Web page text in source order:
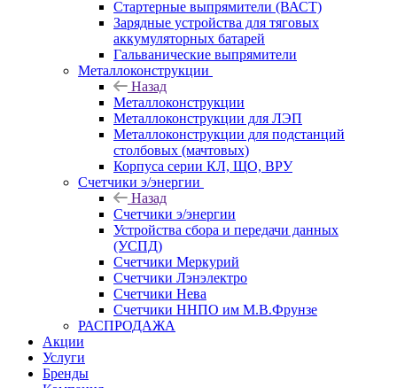
Стартерные выпрямители (ВАСТ)
Зарядные устройства для тяговых
аккумуляторных батарей
Гальванические выпрямители
Металлоконструкции
Назад
Металлоконструкции
Металлоконструкции для ЛЭП
Металлоконструкции для подстанций
столбовых (мачтовых)
Корпуса серии КЛ, ЩО, ВРУ
Счетчики э/энергии
Назад
Счетчики э/энергии
Устройства сбора и передачи данных
(УСПД)
Счетчики Меркурий
Счетчики Лэнэлектро
Счетчики Нева
Счетчики ННПО им М.В.Фрунзе
РАСПРОДАЖА
Акции
Услуги
Бренды